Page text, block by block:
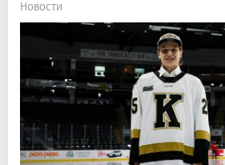
Новости